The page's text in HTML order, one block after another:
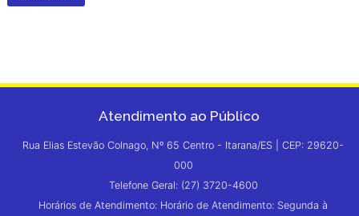
Atendimento ao Público
Rua Elias Estevão Colnago, Nº 65 Centro - Itarana/ES | CEP: 29620-
000
Telefone Geral: (27) 3720-4600
Horários de Atendimento: Horário de Atendimento: Segunda à